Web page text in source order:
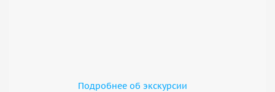
Подробнее об экскурсии